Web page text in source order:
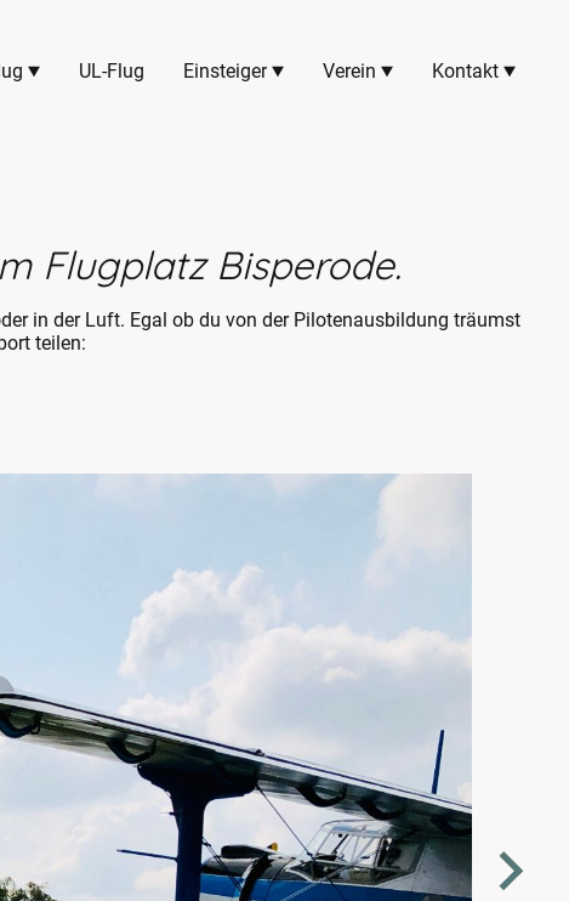
UL-Flug Einsteiger Verein Kontakt
Flugplatz Bisperode.
in der Luft. Egal ob du von der Pilotenausbildung träumst
teilen: